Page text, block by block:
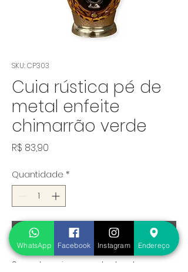
SKU: CP303
Cuia rústica pé de
metal enfeite
chimarrão verde
R$ 83,90
Quantidade *
Adicionar ao carrinho
Sem descricao cadastrada.
WhatsApp Facebook Instagram Endereço